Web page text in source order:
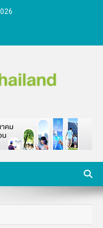
ชีวิตกับ